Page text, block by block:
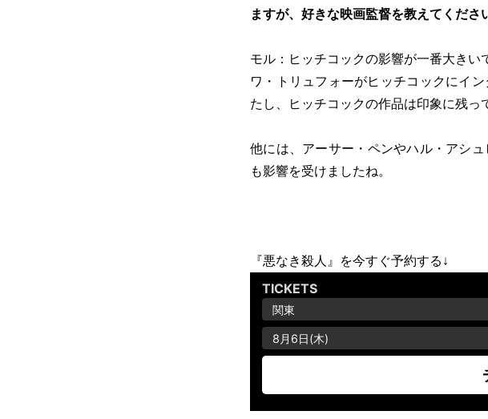
ますが、好きな映画監督を教えてくださ
モル：ヒッチコックの影響が一番大き
ワ・トリュフォーがヒッチコックにイ
たし、ヒッチコックの作品は印象に残っ
他には、アーサー・ペンやハル・アシ
も影響を受けましたね。
『悪なき殺人』を今すぐ予約する↓